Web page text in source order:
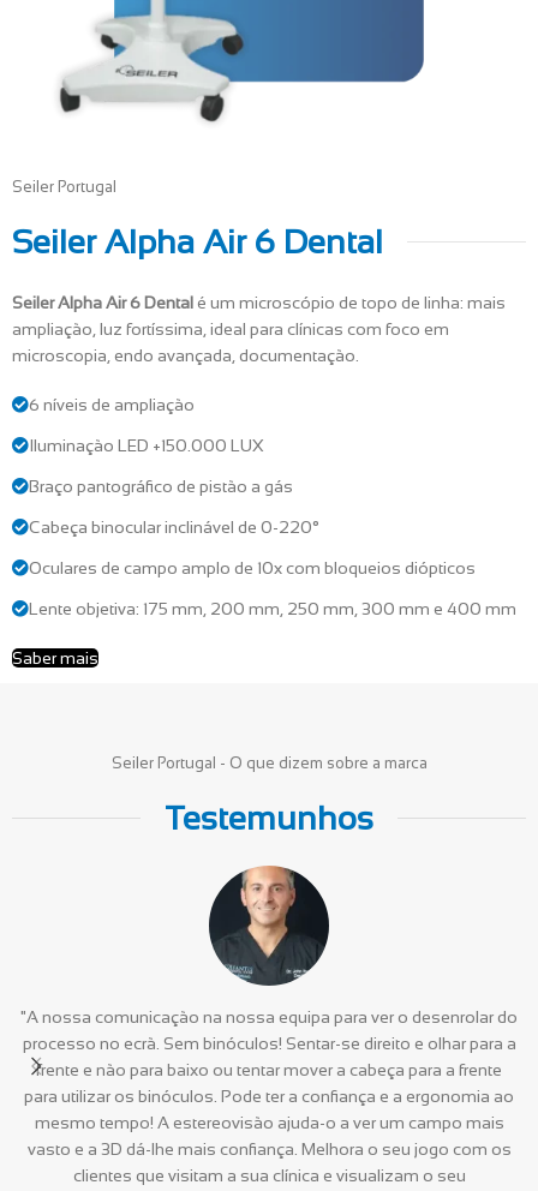
Seiler Portugal
Seiler Alpha Air 6 Dental
Seiler Alpha Air 6 Dentalé um microscópio de topo de linha: mais
ampliação, luz fortíssima, ideal para clínicas com foco em
microscopia, endo avançada, documentação.
6 níveis de ampliação
Iluminação LED +150.000 LUX
Braço pantográfico de pistão a gás
Cabeça binocular inclinável de 0-220°
Oculares de campo amplo de 10x com bloqueios diópticos
Lente objetiva: 175 mm, 200 mm, 250 mm, 300 mm e 400 mm
Saber mais
Seiler Portugal - O que dizem sobre a marca
Testemunhos
"A nossa comunicação na nossa equipa para ver o desenrolar do
processo no ecrã. Sem binóculos! Sentar-se direito e olhar para a
frente e não para baixo ou tentar mover a cabeça para a frente
para utilizar os binóculos. Pode ter a confiança e a ergonomia ao
mesmo tempo! A estereovisão ajuda-o a ver um campo mais
vasto e a 3D dá-lhe mais confiança. Melhora o seu jogo com os
clientes que visitam a sua clínica e visualizam o seu